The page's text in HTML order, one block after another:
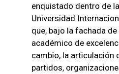
enquistado dentro de
Universidad
que, bajo la fachada
académico de
cambio, la articulación
partidos,